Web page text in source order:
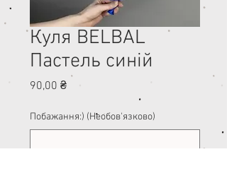
Куля BELBAL
Пастель синій
90,00 ₴Ціна
Побажання:) (Необов'язково)